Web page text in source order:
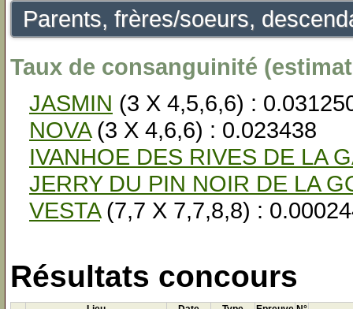
Parents, frères/soeurs,
Taux de consanguinité
JASMIN (3 X 4,5,6,6) :
NOVA(3 X 4,6,6) : 0.023438
IVANHOE DES RIVES DE LA
JERRY DU PIN NOIR DE LA
VESTA(7,7 X 7,7,8,8) :
Résultats concours